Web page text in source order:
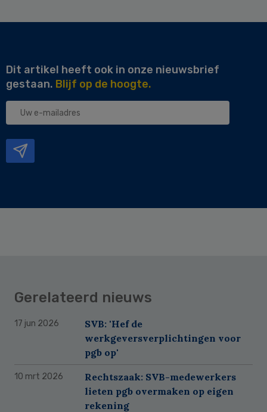
Dit artikel heeft ook in onze nieuwsbrief
gestaan. Blijf op de hoogte.
Uw
Gerelateerd nieuws
17 jun 2026
SVB: 'Hef de
werkgeversverplichtingen voor
pgb op'
10 mrt 2026
Rechtszaak: SVB-medewerkers
lieten pgb overmaken op eigen
rekening